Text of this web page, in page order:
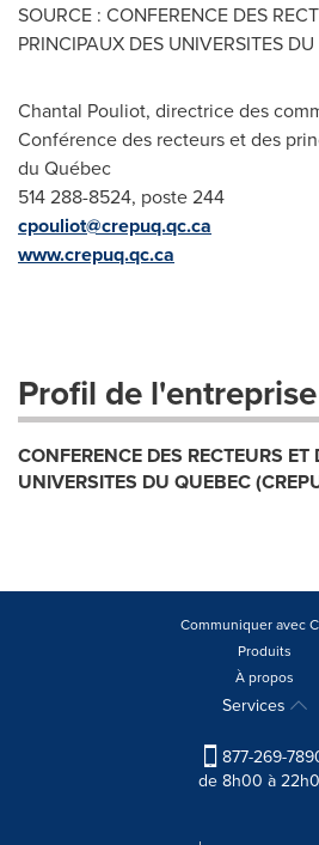
SOURCE : CONFERENCE DES
PRINCIPAUX DES UNIVERSITES
Chantal Pouliot, directrice des
Conférence des recteurs et des
du Québec
514 288-8524, poste 244
cpouliot@crepuq.qc.ca
www.crepuq.qc.ca
Profil de l'entreprise
CONFERENCE DES RECTEURS
UNIVERSITES DU QUEBEC
Communiquer avec
Produits
À propos
Services
877-269-
de 8h00 à